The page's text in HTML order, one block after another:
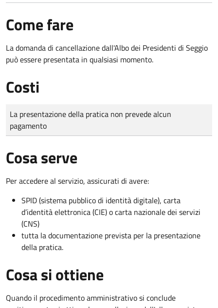
Come fare
La domanda di cancellazione dall'Albo dei Presidenti di Seggio
può essere presentata in qualsiasi momento.
Costi
Tipo di pagamento
Importo
La presentazione della pratica non prevede alcun
pagamento
Cosa serve
Per accedere al servizio, assicurati di avere:
SPID (sistema pubblico di identità digitale), carta
d’identità elettronica (CIE) o carta nazionale dei servizi
(CNS)
tutta la documentazione prevista per la presentazione
della pratica.
Cosa si ottiene
Quando il procedimento amministrativo si conclude